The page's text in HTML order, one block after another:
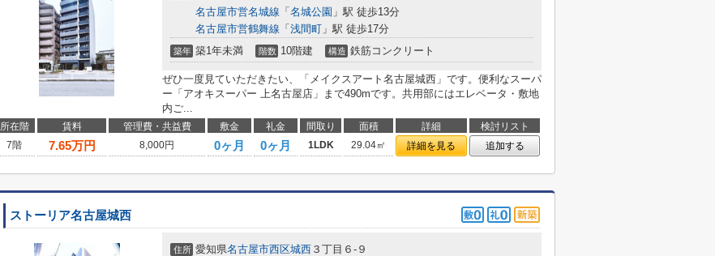
名古屋市営名城線 「 名城公園 」駅 徒歩13分
名古屋市営鶴舞線 「 浅間町 」駅 徒歩17分
築年 築1年未満 階数 10階建 構造 鉄筋コンクリート
ぜひ一度見ていただきたい、「メイクスアート名古屋城西」です。便利なスーパ
ー「アオキスーパー 上名古屋店」まで490mです。共用部にはエレベータ・敷地
内ご...
所在階 賃料 管理費・共益費 敷金 礼金 間取り 面積 詳細
検討リスト
7階
7.65万円 8,000円 0ヶ月 0ヶ月 1LDK 29.04㎡ 詳細を見る 追加する
ストーリア名古屋城西
住所 愛知県名古屋市西区城西 ３丁目６-９